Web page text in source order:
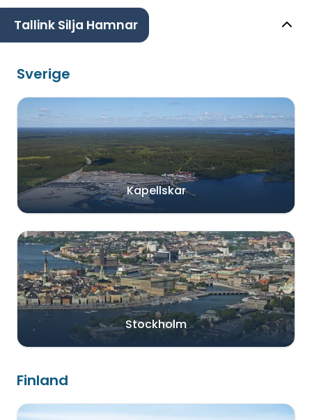
Tallink Silja Hamnar
Sverige
Kapellskar
Stockholm
Finland